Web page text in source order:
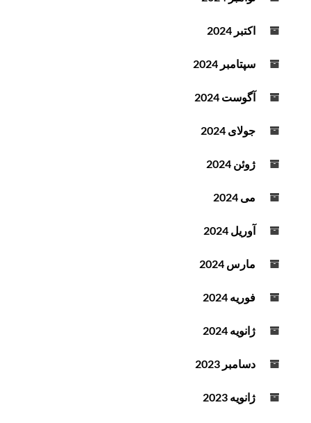
اکتبر 2024
سپتامبر 2024
آگوست 2024
جولای 2024
ژوئن 2024
می 2024
آوریل 2024
مارس 2024
فوریه 2024
ژانویه 2024
دسامبر 2023
ژانویه 2023